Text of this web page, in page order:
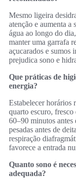
Mesmo ligeira
atenção e aumenta a
água ao longo do
manter uma garrafa
açucarados e sumos
prejudica sono e
Que práticas de
energia?
Estabelecer horários
quarto escuro,
60–90 minutos antes
pesadas antes de
respiração
favorece a entrada
Quanto sono é
adequada?